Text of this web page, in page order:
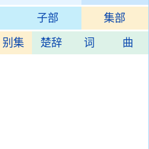
子部 集部
别集 楚辞 词 曲